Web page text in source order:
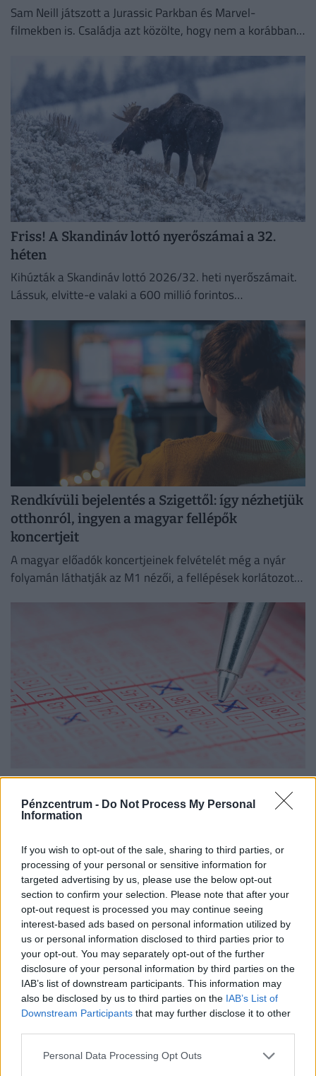
Pénzcentrum - Do Not Process My Personal
Information
If you wish to opt-out of the sale, sharing to third parties, or
processing of your personal or sensitive information for
targeted advertising by us, please use the below opt-out
section to confirm your selection. Please note that after your
opt-out request is processed you may continue seeing
interest-based ads based on personal information utilized by
us or personal information disclosed to third parties prior to
your opt-out. You may separately opt-out of the further
disclosure of your personal information by third parties on the
IAB’s list of downstream participants. This information may
also be disclosed by us to third parties on the IAB’s List of
Downstream Participants that may further disclose it to other
Personal Data Processing Opt Outs
Sam Neill játszott a Jurassic Parkban és Marvel-
filmekben is. Családja azt közölte, hogy nem a korábban
Friss! A Skandináv lottó nyerőszámai a 32.
héten
Kihúzták a Skandináv lottó 2026/32. heti nyerőszámait.
Lássuk, elvitte-e valaki a 600 millió forintos
Rendkívüli bejelentés a Szigettől: így nézhetjük
otthonról, ingyen a magyar fellépők
koncertjeit
A magyar előadók koncertjeinek felvételét még a nyár
folyamán láthatják az M1 nézői, a fellépések korlátozott
A kukában végezte a 400 milliós
lottófőnyeremény: hihetetlen hajsza indult a
szelvényért
Egy dél-olaszországi lottójátékos véletlenül kidobta az
egymillió eurót érő nyertes szelvényét, ám a
szemétszállítók kétnapos kutatás után megtalálták azt a
hulladékhegyben.
Újabb tévécsatorna szűnik meg